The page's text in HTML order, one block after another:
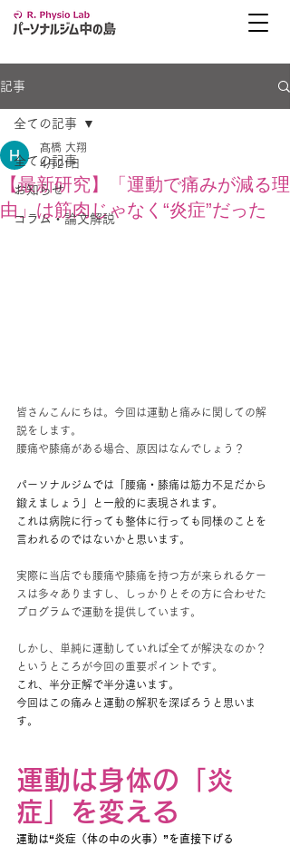
記事
全ての記事
お知らせ
コラム・論文解説
全ての記事
【最新研究】「運動で痛みが減る理
由」は筋肉じゃなく“炎症”だった
髙橋 大翔
4月21日
皆さんこんにちは。今回は運動と痛みに関しての解
説をします。
腰痛や膝痛がある場合、原因はなんでしょう？
パーソナルジムでは「腰痛・膝痛は筋力不足だから
鍛えましょう」と一般的に表現されます。
これは病院に行っても整体に行っても同様のことを
言われるのではないかと思います。
実際に当店でも腰痛や膝痛を持つ方が来られるケー
スは多々ありますし、しっかりとその方に合わせた
プログラムで運動を提供しています。
しかし、単純に運動していれば全てが解決なのか？
というところが今回の重要ポイントです。
これ、半分正解で半分違います。
今回はこの痛みと運動の解釈を深ぼろうと思いま
す。
運動は身体の「炎
症」を変える
運動は“炎症（体の中の火事）”を直接下げる